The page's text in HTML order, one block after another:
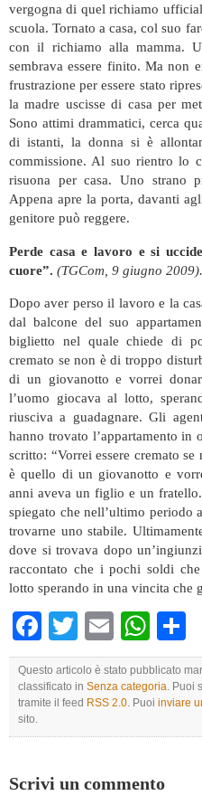
vergogna di quel richiamo
scuola. Tornato a casa, col suo
con il richiamo alla mamma.
sembrava essere finito. Ma non
frustrazione per essere stato
la madre uscisse di casa per
Sono attimi drammatici, cerca
di istanti, la donna si è
commissione. Al suo rientro lo
risuona per casa. Uno strano
Appena apre la porta, davanti
genitore può reggere.
Perde casa e lavoro e si
cuore”. (TGCom, 9 giugno 2009).
Dopo aver perso il lavoro e la
dal balcone del suo
biglietto nel quale chiede di
cremato se non è di troppo
di un giovanotto e vorrei
l’uomo giocava al lotto,
riusciva a guadagnare. Gli
hanno trovato l’appartamento
scritto: “Vorrei essere cremato
è quello di un giovanotto e
anni aveva un figlio e un
spiegato che nell’ultimo periodo
trovarne uno stabile.
dove si trovava dopo
raccontato che i pochi soldi
lotto sperando in una vincita che
Facebook
TwitterEmail
Questo articolo è stato pubblicato
classificato in Senza categoria. Puoi
tramite il feed RSS 2.0. Puoi inviare
sito.
Scrivi un commento